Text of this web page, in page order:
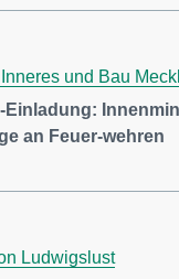
und Bau
Einladung:
an Feuer-wehren
Ludwigslust